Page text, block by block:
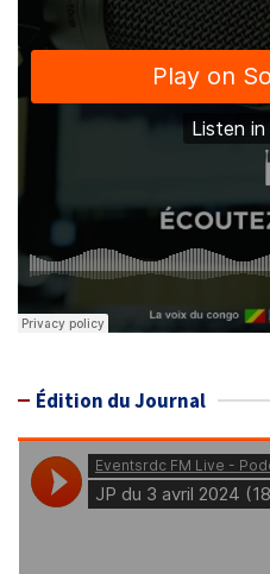
Édition du Journal